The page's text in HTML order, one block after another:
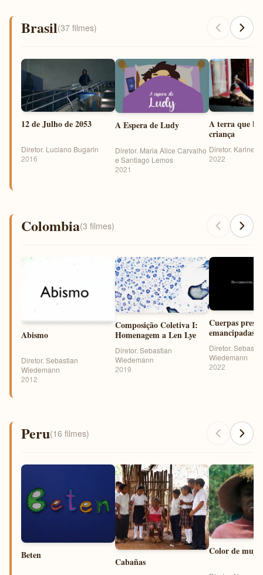
Brasil(37 filmes)
12 de Julho de 2053
Diretor. Luciano Bugarin
2016
A Espera de Ludy
Diretor. Maria Alice Carvalho
e Santiago Lemos
2021
A terra que
criança
Diretor. Karine
2022
Colombia(3 filmes)
Abismo
Diretor. Sebastian
Wiedemann
2012
Composição Coletiva I:
Homenagem a Len Lye
Diretor. Sebastian
Wiedemann
2019
Cuerpas
emancipadas
Diretor.
Wiedemann
2022
Peru(16 filmes)
Beten
Cabañas
Color de mujer